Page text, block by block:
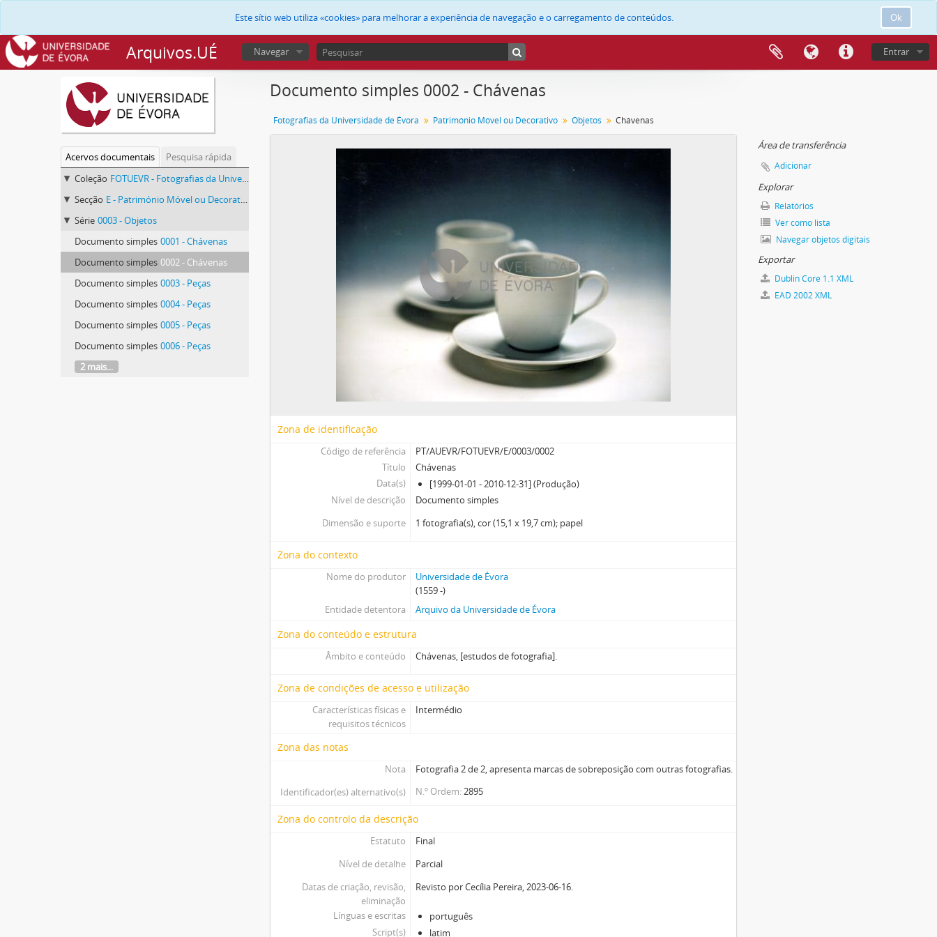
Ok
Este sítio web utiliza «cookies» para melhorar a experiência de navegação e o carregamento de conteúdos.
Arquivos.UÉ Entrar
Navegar
Acervos documentais
Pesquisa rápida
Coleção FOTUEVR - Fotografias da Universidade de Évora
Secção E - Património Móvel ou Decorativo
Série 0003 - Objetos
Documento simples 0001 - Chávenas
Documento simples 0002 - Chávenas
Documento simples 0003 - Peças
Documento simples 0004 - Peças
Documento simples 0005 - Peças
Documento simples 0006 - Peças
2 mais...
Documento simples 0002 - Chávenas
Fotografias da Universidade de Évora Património Móvel ou Decorativo Objetos Chávenas
Zona de identificação
Código de referência
PT/AUEVR/FOTUEVR/E/0003/0002
Título
Chávenas
Data(s)
[1999-01-01 - 2010-12-31] (Produção)
Nível de descrição
Documento simples
Dimensão e suporte
1 fotografia(s), cor (15,1 x 19,7 cm); papel
Zona do contexto
Nome do produtor
Universidade de Évora
(1559 -)
Entidade detentora
Arquivo da Universidade de Évora
Zona do conteúdo e estrutura
Âmbito e conteúdo Chávenas, [estudos de fotografia].
Zona de condições de acesso e utilização
Características físicas e
requisitos técnicos
Intermédio
Zona das notas
Nota
Fotografia 2 de 2, apresenta marcas de sobreposição com outras fotografias.
Identificador(es) alternativo(s)
N.º Ordem 2895
Zona do controlo da descrição
Estatuto
Final
Nível de detalhe
Parcial
Datas de criação, revisão,
eliminação
Revisto por Cecília Pereira, 2023-06-16.
Línguas e escritas
português
Script(s)
latim
Área de transferência
Adicionar
Explorar
Relatórios
Ver como lista
Navegar objetos digitais
Exportar
Dublin Core 1.1 XML
EAD 2002 XML